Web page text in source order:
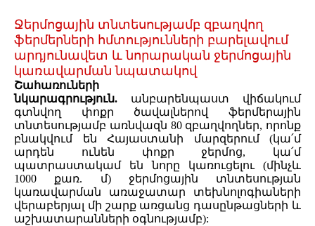
Ջերմոցային տնտեսությամբ զբաղվող
ֆերմերների հմտությունների բարելավում
արդյունավետ և նորարական ջերմոցային
կառավարման նպատակով
Շահառուների
նկարագրություն. անբարենպաստ վիճակում
գտնվող փոքր ծավալներով ֆերմերային
տնտեսությամբ առնվազն 80 զբաղվողներ, որոնք
բնակվում են Հայաստանի մարզերում (կա՛մ
արդեն ունեն փոքր ջերմոց, կա՛մ
պատրաստակամ են նորը կառուցելու (մինչև
1000 քառ. մ) ջերմոցային տնտեսության
կառավարման առաջատար տեխնոլոգիաների
վերաբերյալ մի շարք առցանց դասընթացների և
աշխատարանների օգնությամբ):